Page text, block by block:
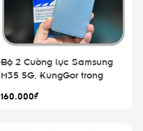
Bộ 2 Cường lực Samsung
M35 5G, KungGor trong
160.000₫